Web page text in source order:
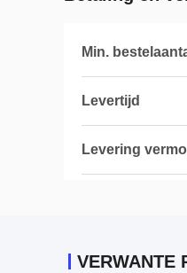
Min.
Levertijd
Levering